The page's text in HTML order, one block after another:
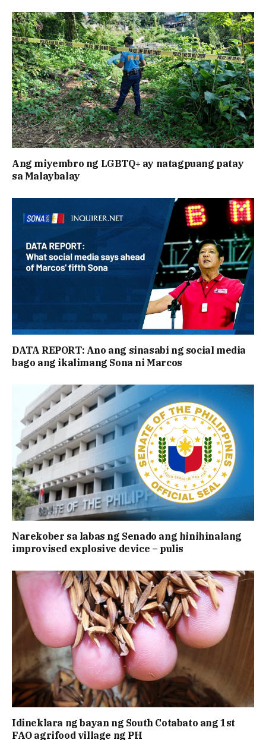
Ang miyembro ng LGBTQ+ ay natagpuang patay
sa Malaybalay
DATA REPORT: Ano ang sinasabi ng social media
bago ang ikalimang Sona ni Marcos
Narekober sa labas ng Senado ang hinihinalang
improvised explosive device – pulis
Idineklara ng bayan ng South Cotabato ang 1st
FAO agrifood village ng PH